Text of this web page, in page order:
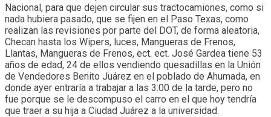
Nacional, para que dejen circular sus tractocamiones, como si
nada hubiera pasado, que se fijen en el Paso Texas, como
realizan las revisiones por parte del DOT, de forma aleatoria,
Checan hasta los Wipers, luces, Mangueras de Frenos,
Llantas, Mangueras de Frenos, ect. ect. José Gardea tiene 53
años de edad, 24 de ellos vendiendo quesadillas en la Unión
de Vendedores Benito Juárez en el poblado de Ahumada, en
donde ayer entraría a trabajar a las 3:00 de la tarde, pero no
fue porque se le descompuso el carro en el que hoy tendría
que traer a su hija a Ciudad Juárez a la universidad.